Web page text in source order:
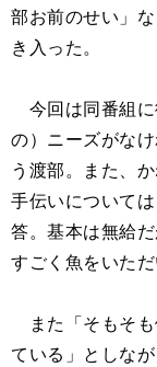
部お前のせい」
き入った。
今回は同番組
の）ニーズがな
う渡部。また、
手伝いについて
答。基本は無給
すごく魚をいただ
また「そもそ
ている」としな